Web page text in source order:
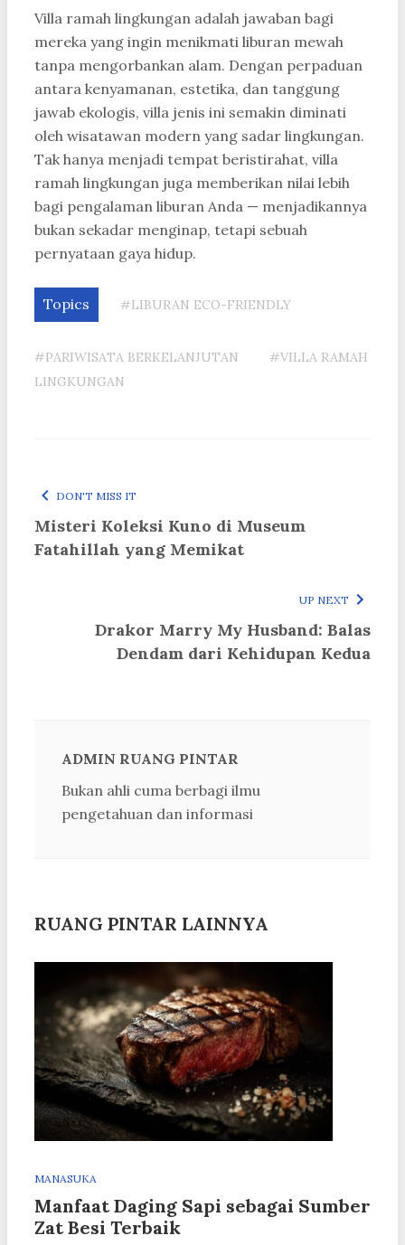
Villa ramah lingkungan adalah jawaban bagi
mereka yang ingin menikmati liburan mewah
tanpa mengorbankan alam. Dengan perpaduan
antara kenyamanan, estetika, dan tanggung
jawab ekologis, villa jenis ini semakin diminati
oleh wisatawan modern yang sadar lingkungan.
Tak hanya menjadi tempat beristirahat, villa
ramah lingkungan juga memberikan nilai lebih
bagi pengalaman liburan Anda — menjadikannya
bukan sekadar menginap, tetapi sebuah
pernyataan gaya hidup.
Topics #LIBURAN ECO-FRIENDLY
#PARIWISATA BERKELANJUTAN
#VILLA RAMAH
LINGKUNGAN
DON'T MISS IT
Misteri Koleksi Kuno di Museum
Fatahillah yang Memikat
UP NEXT
Drakor Marry My Husband: Balas
Dendam dari Kehidupan Kedua
ADMIN RUANG PINTAR
Bukan ahli cuma berbagi ilmu
pengetahuan dan informasi
RUANG PINTAR LAINNYA
MANASUKA
Manfaat Daging Sapi sebagai Sumber
Zat Besi Terbaik